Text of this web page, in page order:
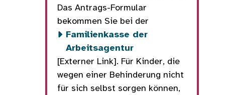
Das Antrags-Formular
bekommen Sie bei der
Familienkasse der
Arbeitsagentur
[Externer Link]. Für Kinder, die
wegen einer Behinderung nicht
für sich selbst sorgen können,